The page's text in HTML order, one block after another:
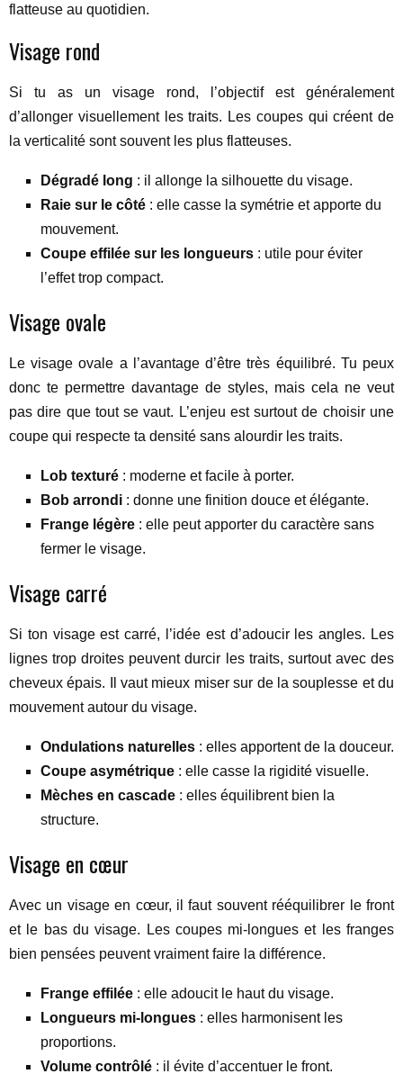
flatteuse au quotidien.
Visage rond
Si tu as un visage rond, l’objectif est généralement
d’allonger visuellement les traits. Les coupes qui créent de
la verticalité sont souvent les plus flatteuses.
Dégradé long : il allonge la silhouette du visage.
Raie sur le côté : elle casse la symétrie et apporte du
mouvement.
Coupe effilée sur les longueurs : utile pour éviter
l’effet trop compact.
Visage ovale
Le visage ovale a l’avantage d’être très équilibré. Tu peux
donc te permettre davantage de styles, mais cela ne veut
pas dire que tout se vaut. L’enjeu est surtout de choisir une
coupe qui respecte ta densité sans alourdir les traits.
Lob texturé : moderne et facile à porter.
Bob arrondi : donne une finition douce et élégante.
Frange légère : elle peut apporter du caractère sans
fermer le visage.
Visage carré
Si ton visage est carré, l’idée est d’adoucir les angles. Les
lignes trop droites peuvent durcir les traits, surtout avec des
cheveux épais. Il vaut mieux miser sur de la souplesse et du
mouvement autour du visage.
Ondulations naturelles : elles apportent de la douceur.
Coupe asymétrique : elle casse la rigidité visuelle.
Mèches en cascade : elles équilibrent bien la
structure.
Visage en cœur
Avec un visage en cœur, il faut souvent rééquilibrer le front
et le bas du visage. Les coupes mi-longues et les franges
bien pensées peuvent vraiment faire la différence.
Frange effilée : elle adoucit le haut du visage.
Longueurs mi-longues : elles harmonisent les
proportions.
Volume contrôlé : il évite d’accentuer le front.